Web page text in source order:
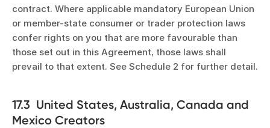
contract. Where applicable mandatory European Union
or member-state consumer or trader protection laws
confer rights on you that are more favourable than
those set out in this Agreement, those laws shall
prevail to that extent. See Schedule 2 for further detail.
17.3 United States, Australia, Canada and
Mexico Creators